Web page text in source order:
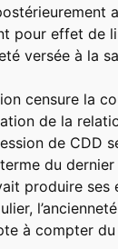
pour effet de
versée à la
censure la
de la
de CDD
du
produire ses
à compter du